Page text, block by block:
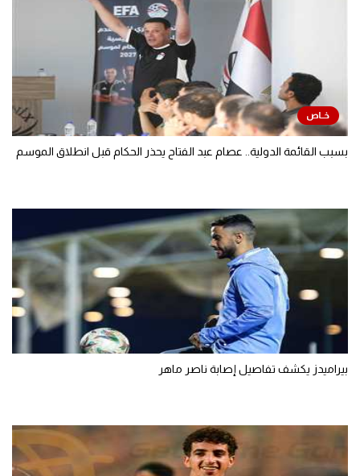
بسبب القائمة الدولية.. عصام عبد الفتاح يحذر الحكام قبل انطلاق الموسم
بيراميدز يكشف تفاصيل إصابة ناصر ماهر